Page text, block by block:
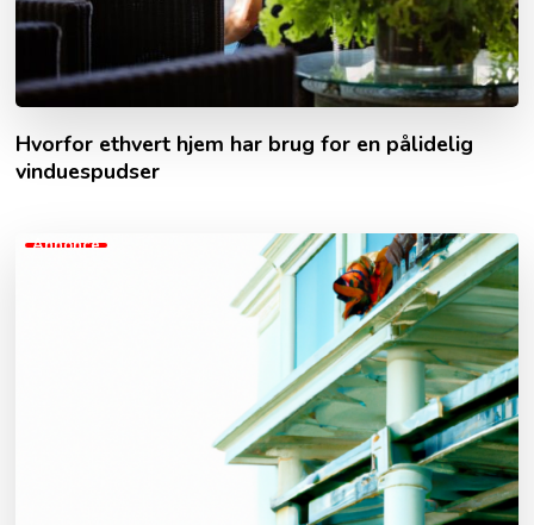
Hvorfor ethvert hjem har brug for en pålidelig
vinduespudser
Annonce